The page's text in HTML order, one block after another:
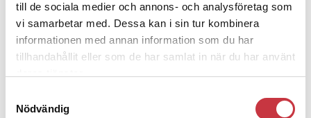
till de sociala medier och annons- och analysföretag som
vi samarbetar med. Dessa kan i sin tur kombinera
informationen med annan information som du har
tillhandahållit eller som de har samlat in när du har använt
Nödvändig
Polisregionen erkänner fel: ”Kommer
att rättas till”
Debatt